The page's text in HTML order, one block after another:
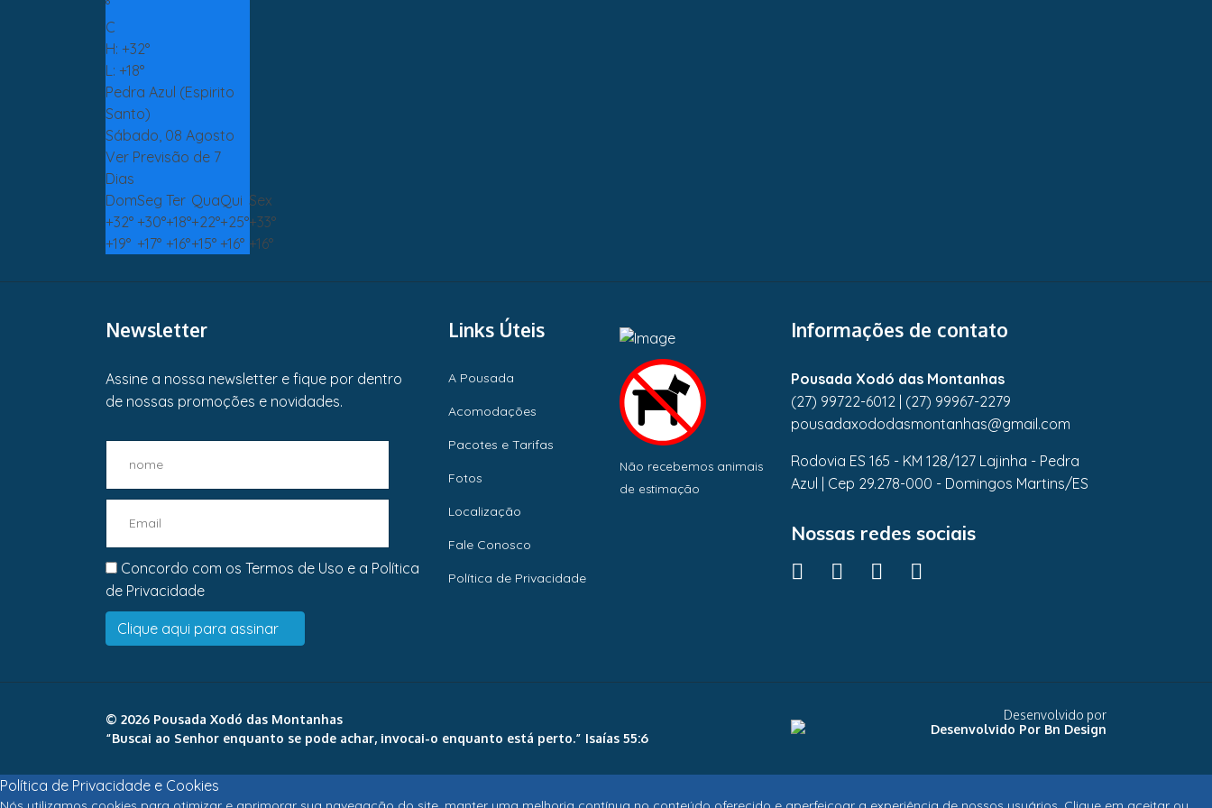
°
C
H: +32°
L: +18°
Pedra Azul (Espirito
Santo)
Sábado, 08 Agosto
Ver Previsão de 7
Dias
DomSeg Ter QuaQui Sex
+32° +30°+18°+22°+25°+33°
+19° +17° +16°+15° +16° +16°
Newsletter
Assine a nossa newsletter e fique por dentro
de nossas promoções e novidades.
Concordo com os Termos de Uso e a Política
de Privacidade
Links Úteis
A Pousada
Acomodações
Pacotes e Tarifas
Fotos
Localização
Fale Conosco
Política de Privacidade
Não recebemos animais
de estimação
Informações de contato
Pousada Xodó das Montanhas
(27) 99722-6012 | (27) 99967-2279
pousadaxododasmontanhas@gmail.com
Rodovia ES 165 - KM 128/127 Lajinha - Pedra
Azul | Cep 29.278-000 - Domingos Martins/ES
Nossas redes sociais
© 2026 Pousada Xodó das Montanhas
“Buscai ao Senhor enquanto se pode achar, invocai-o enquanto está perto.” Isaías 55:6
Desenvolvido por
Política de Privacidade e Cookies